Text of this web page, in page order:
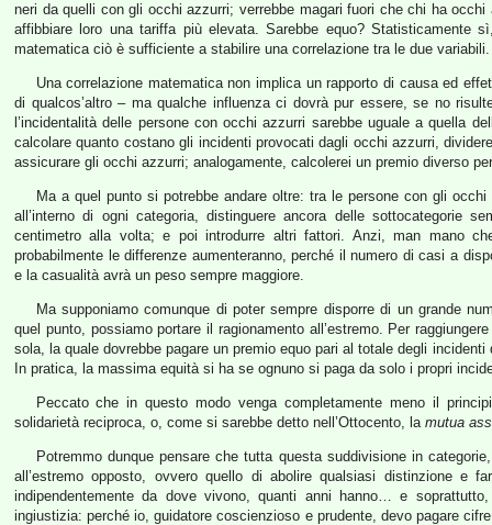
neri da quelli con gli occhi azzurri; verrebbe magari fuori che chi ha
affibbiare loro una tariffa più elevata. Sarebbe equo?
matematica ciò è sufficiente a stabilire una correlazione tra le due variabili.
Una correlazione matematica non implica un rapporto di causa ed
di qualcos’altro – ma qualche influenza ci dovrà pur essere, se no
l’incidentalità delle persone con occhi azzurri sarebbe uguale a quella
calcolare quanto costano gli incidenti provocati dagli occhi azzurri,
assicurare gli occhi azzurri; analogamente, calcolerei un premio diverso
Ma a quel punto si potrebbe andare oltre: tra le persone con gli
all’interno di ogni categoria, distinguere ancora delle sottocategorie
centimetro alla volta; e poi introdurre altri fattori. Anzi, man mano
probabilmente le differenze aumenteranno, perché il numero di casi a
e la casualità avrà un peso sempre maggiore.
Ma supponiamo comunque di poter sempre disporre di un grande
quel punto, possiamo portare il ragionamento all’estremo. Per
sola, la quale dovrebbe pagare un premio equo pari al totale degli
In pratica, la massima equità si ha se ognuno si paga da solo i propri
Peccato che in questo modo venga completamente meno il
solidarietà reciproca, o, come si sarebbe detto nell’Ottocento, la mutua
Potremmo dunque pensare che tutta questa suddivisione in
all’estremo opposto, ovvero quello di abolire qualsiasi distinzione e
indipendentemente da dove vivono, quanti anni hanno… e
ingiustizia: perché io, guidatore coscienzioso e prudente, devo pagare